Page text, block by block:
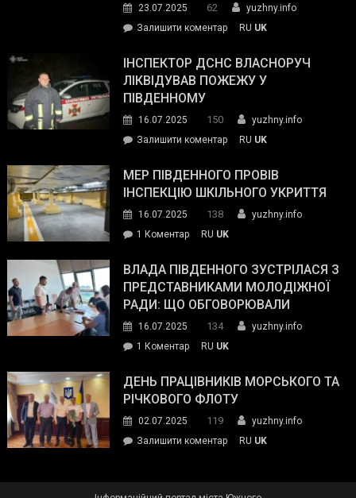
гуманітарну
допомогу
23.07.2025 62
yuzhny.info
Залишити коментарon
провів
нараду
силових
та
органів:
«Наш
спільний
окупанти.
Маємо
діяти
команда
RU UK
ІНСПЕКТОР ДСНС ВЛАСНОРУЧ
ЛІКВІДУВАВ ПОЖЕЖУ У
ПІВДЕННОМУ
16.07.2025 150
yuzhny.info
Залишити коментарon
ДСНС
власноруч
пожежу
у
RU UK
МЕР ПІВДЕННОГО ПРОВІВ
ІНСПЕКЦІЮ ШКІЛЬНОГО УКРИТТЯ
16.07.2025 138
yuzhny.info
1 Коментардо
Південного
провів
інспекцію
укриття
RU UK
ВЛАДА ПІВДЕННОГО ЗУСТРІЛАСЯ З
ПРЕДСТАВНИКАМИ МОЛОДІЖНОЇ
РАДИ: ЩО ОБГОВОРЮВАЛИ
16.07.2025 134
yuzhny.info
1 Коментардо
Південного
зустрілася
представниками
молодіжної
обговорювали
RU UK
ДЕНЬ ПРАЦІВНИКІВ МОРСЬКОГО ТА
РІЧКОВОГО ФЛОТУ
02.07.2025 119
yuzhny.info
Залишити коментарon
RU UK